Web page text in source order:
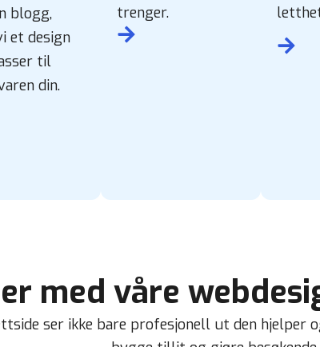
blogg,
et design
til
din.
trenger.
med våre
ser ikke bare profesjonell ut den